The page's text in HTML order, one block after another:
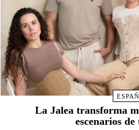
La Jalea transforma
escenarios